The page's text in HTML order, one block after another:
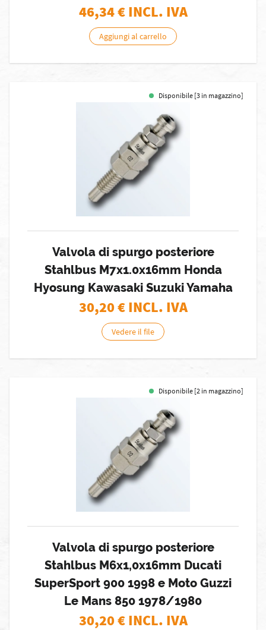
46,34€ INCL. IVA
Aggiungi al carrello
Disponibile [3 in magazzino]
Valvola di spurgo posteriore
Stahlbus M7x1.0x16mm Honda
Hyosung Kawasaki Suzuki Yamaha
30,20€ INCL. IVA
Vedere il file
Disponibile [2 in magazzino]
Valvola di spurgo posteriore
Stahlbus M6x1,0x16mm Ducati
SuperSport 900 1998 e Moto Guzzi
Le Mans 850 1978/1980
30,20€ INCL. IVA